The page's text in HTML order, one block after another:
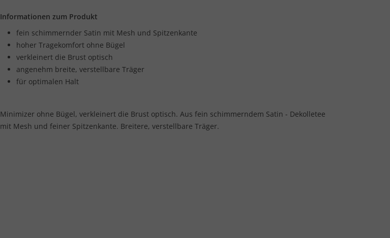
Informationen zum Produkt
fein schimmernder Satin mit Mesh und Spitzenkante
hoher Tragekomfort ohne Bügel
verkleinert die Brust optisch
angenehm breite, verstellbare Träger
für optimalen Halt
Minimizer ohne Bügel, verkleinert die Brust optisch. Aus fein schimmerndem Satin - Dekolletee
mit Mesh und feiner Spitzenkante. Breitere, verstellbare Träger.